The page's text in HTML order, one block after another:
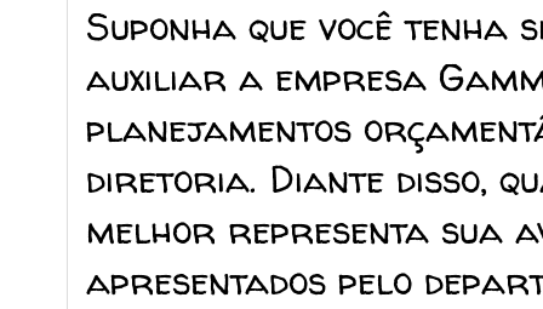
Suponha que você
auxiliar a empresa
planejamentos
diretoria. Diante disso,
melhor representa sua
apresentados pelo